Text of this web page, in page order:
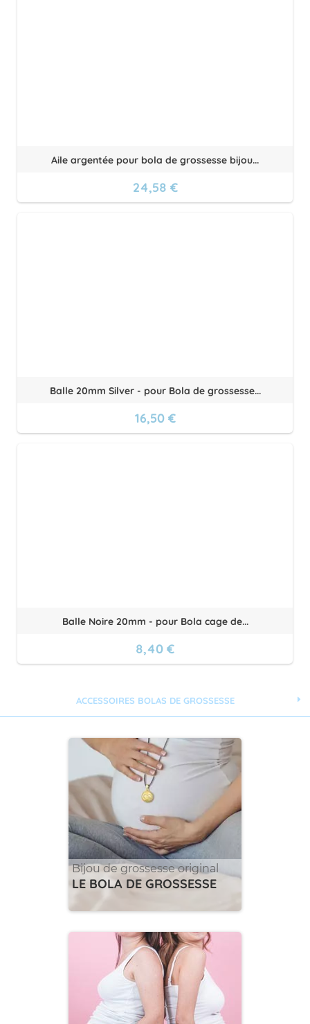
ACCESSOIRES BOLAS DE GROSSESSE
Bijou de grossesse original
LE BOLA DE GROSSESSE
Aile argentée pour bola de grossesse bijou...
24,58 €
Balle 20mm Silver - pour Bola de grossesse...
16,50 €
Balle Noire 20mm - pour Bola cage de...
8,40 €